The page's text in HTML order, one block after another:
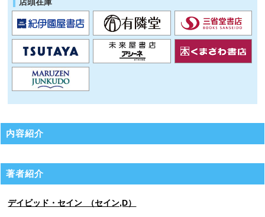
店頭在庫
内容紹介
著者紹介
デイビッド・セイン （セイン,D）